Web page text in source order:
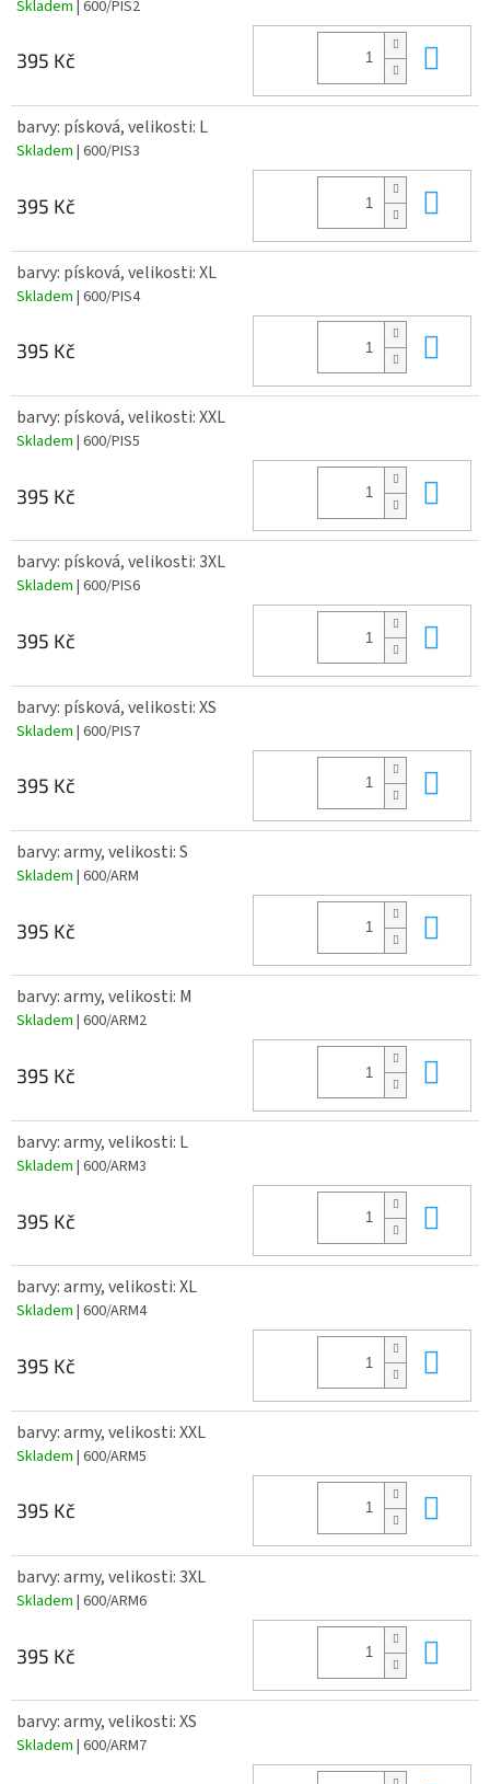
Skladem | 600/PIS2
395 Kč
barvy: písková, velikosti: L
Skladem | 600/PIS3
395 Kč
barvy: písková, velikosti: XL
Skladem | 600/PIS4
395 Kč
barvy: písková, velikosti: XXL
Skladem | 600/PIS5
395 Kč
barvy: písková, velikosti: 3XL
Skladem | 600/PIS6
395 Kč
barvy: písková, velikosti: XS
Skladem | 600/PIS7
395 Kč
barvy: army, velikosti: S
Skladem | 600/ARM
395 Kč
barvy: army, velikosti: M
Skladem | 600/ARM2
395 Kč
barvy: army, velikosti: L
Skladem | 600/ARM3
395 Kč
barvy: army, velikosti: XL
Skladem | 600/ARM4
395 Kč
barvy: army, velikosti: XXL
Skladem | 600/ARM5
395 Kč
barvy: army, velikosti: 3XL
Skladem | 600/ARM6
395 Kč
barvy: army, velikosti: XS
Skladem | 600/ARM7